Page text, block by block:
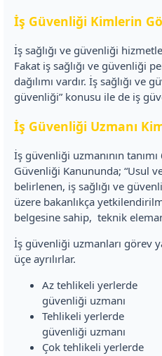
İş Güvenliği Kimlerin
İş sağlığı ve güvenliği
Fakat iş sağlığı ve güvenliği
dağılımı vardır. İş sağlığı ve
güvenliği” konusu ile de iş
İş Güvenliği Uzmanı
İş güvenliği uzmanının tanımı
Güvenliği Kanununda; “Usul
belirlenen, iş sağlığı ve
üzere bakanlıkça
belgesine sahip, teknik
İş güvenliği uzmanları görev
üçe ayrılırlar.
Az tehlikeli
güvenliği uzmanı
Tehlikeli
güvenliği uzmanı
Çok tehlikeli